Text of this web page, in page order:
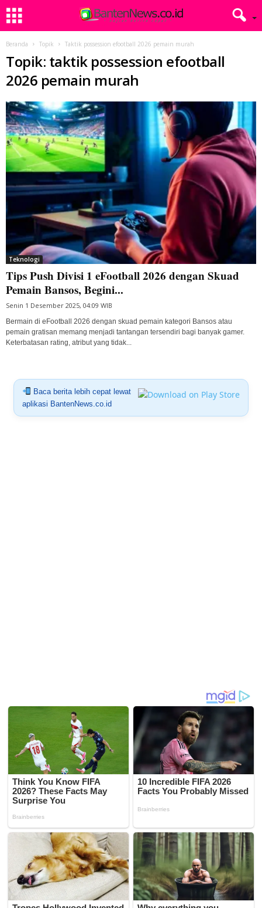
Beranda Topik Taktik possession efootball 2026 pemain murah
Topik: taktik possession efootball
2026 pemain murah
Teknologi
Tips Push Divisi 1 eFootball 2026 dengan Skuad
Pemain Bansos, Begini...
Senin 1 Desember 2025, 04:09 WIB
Bermain di eFootball 2026 dengan skuad pemain kategori Bansos atau
pemain gratisan memang menjadi tantangan tersendiri bagi banyak gamer.
Keterbatasan rating, atribut yang tidak...
Baca berita lebih cepat lewat
aplikasi BantenNews.co.id